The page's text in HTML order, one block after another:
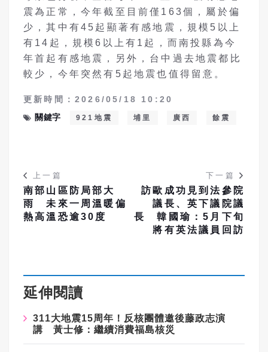
震為正常，今年截至目前僅163個，屬於偏
少，其中有45起顯著有感地震，規模5以上
有14起，規模6以上有1起，而南投縣為今
年首起有感地震，另外，台中過去地震都比
較少，今年突然有5起地震也值得留意。
更新時間：2026/05/18 10:20
關鍵字
921地震 埔里 廣西 餘震
上一篇
南部山區防局部大
雨 未來一周溫暖偏
熱高溫恐逾30度
下一篇
訪歐成功見到法參院
議長、英下議院議
長 韓國瑜：5月下旬
將有英法議員回訪
延伸閱讀
311大地震15周年！反核團體邀後藤政志演
講 黃士修：繼續消費福島核災